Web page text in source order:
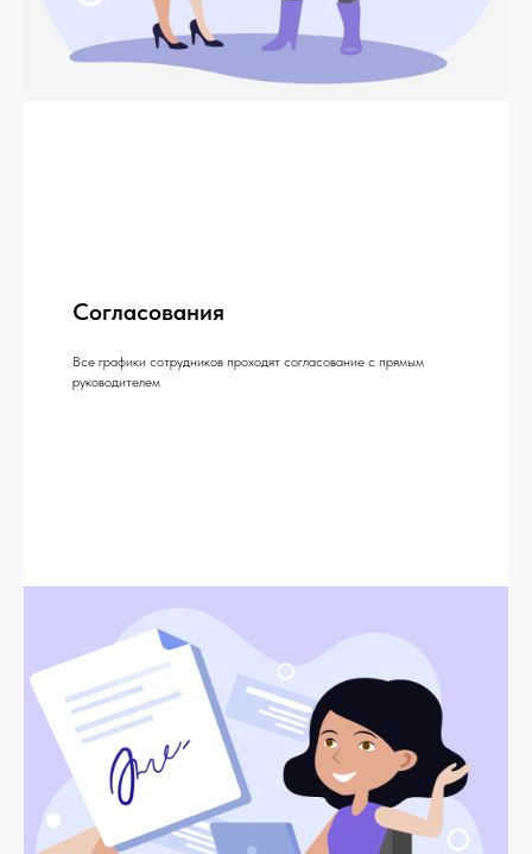
Согласования
Все графики сотрудников проходят согласование с прямым
руководителем